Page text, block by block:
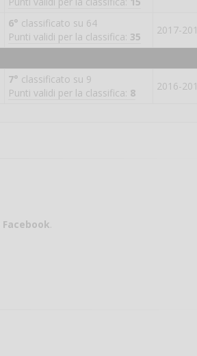
6° classificato su 64
Punti validi per la classifica: 35
2017-
7° classificato su 9
Punti validi per la classifica: 8
2016-
Facebook.